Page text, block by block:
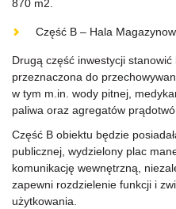
870 m2.
Część B – Hala
Drugą część inwestycji
przeznaczona do
w tym m.in. wody pitnej,
paliwa oraz agregatów
Część B obiektu będzie
publicznej, wydzielony plac
komunikację wewnętrzną,
zapewni rozdzielenie funkcji i
użytkowania.